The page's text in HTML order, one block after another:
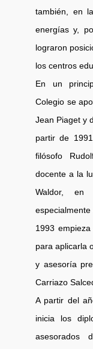
también, en
energías y,
lograron
los centros
En un
Colegio se
Jean Piaget y
partir de
filósofo
docente a la
Waldor,
1993
para aplicarla
y asesoría
Carriazo
A partir del
inicia los
asesorados